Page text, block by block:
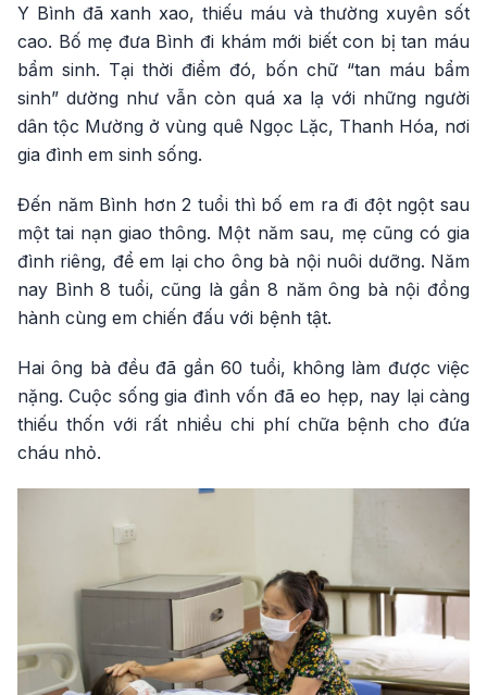
Y Bình đã xanh xao, thiếu máu và thường xuyên sốt
cao. Bố mẹ đưa Bình đi khám mới biết con bị tan máu
bẩm sinh. Tại thời điểm đó, bốn chữ “tan máu bẩm
sinh” dường như vẫn còn quá xa lạ với những người
dân tộc Mường ở vùng quê Ngọc Lặc, Thanh Hóa, nơi
gia đình em sinh sống.
Đến năm Bình hơn 2 tuổi thì bố em ra đi đột ngột sau
một tai nạn giao thông. Một năm sau, mẹ cũng có gia
đình riêng, để em lại cho ông bà nội nuôi dưỡng. Năm
nay Bình 8 tuổi, cũng là gần 8 năm ông bà nội đồng
hành cùng em chiến đấu với bệnh tật.
Hai ông bà đều đã gần 60 tuổi, không làm được việc
nặng. Cuộc sống gia đình vốn đã eo hẹp, nay lại càng
thiếu thốn với rất nhiều chi phí chữa bệnh cho đứa
cháu nhỏ.